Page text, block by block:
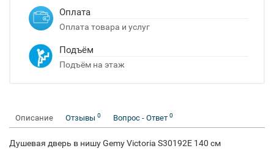
Оплата
Оплата товара и услуг
Подъём
Подъём на этаж
Описание Отзывы 0 Вопрос - Ответ 0
Душевая дверь в нишу Gemy Victoria S30192E 140 см